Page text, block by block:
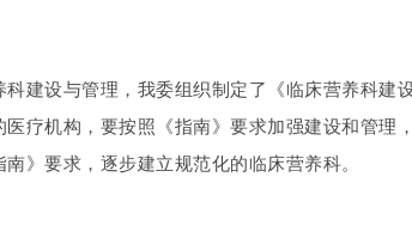
建设与管理，我委组织制定了《临床营养科建
疗机构，要按照《指南》要求加强建设和管理
》要求，逐步建立规范化的临床营养科。